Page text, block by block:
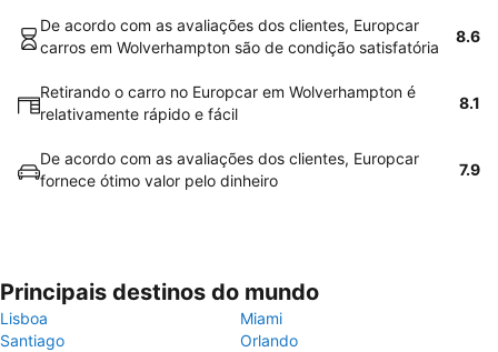
De acordo com as avaliações dos clientes, Europcar
carros em Wolverhampton são de condição satisfatória
8.6
Retirando o carro no Europcar em Wolverhampton é
relativamente rápido e fácil
8.1
De acordo com as avaliações dos clientes, Europcar
fornece ótimo valor pelo dinheiro
7.9
Principais destinos do mundo
Lisboa
Miami
Santiago
Orlando